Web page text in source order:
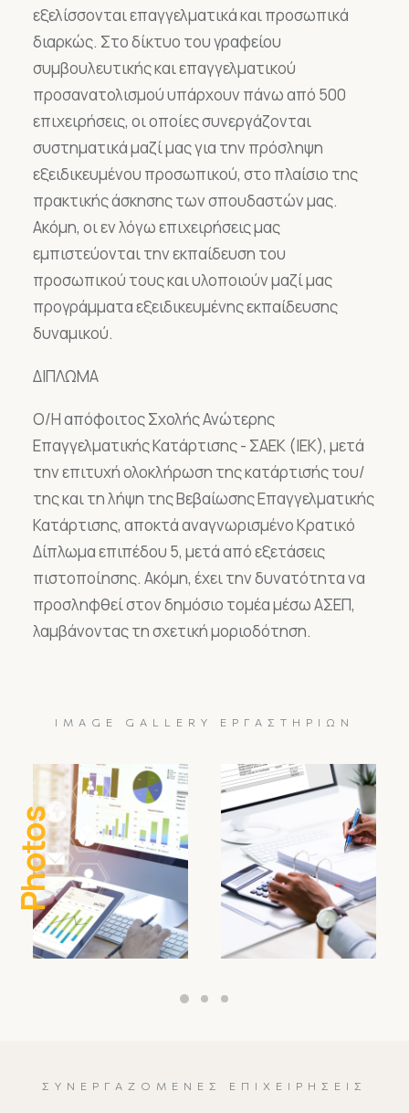
εξελίσσονται επαγγελματικά και προσωπικά
διαρκώς. Στο δίκτυο του γραφείου
συμβουλευτικής και επαγγελματικού
προσανατολισμού υπάρχουν πάνω από 500
επιχειρήσεις, οι οποίες συνεργάζονται
συστηματικά μαζί μας για την πρόσληψη
εξειδικευμένου προσωπικού, στο πλαίσιο της
πρακτικής άσκησης των σπουδαστών μας.
Ακόμη, οι εν λόγω επιχειρήσεις μας
εμπιστεύονται την εκπαίδευση του
προσωπικού τους και υλοποιούν μαζί μας
προγράμματα εξειδικευμένης εκπαίδευσης
δυναμικού.
ΔΙΠΛΩΜΑ
Ο/Η απόφοιτος Σχολής Ανώτερης
Επαγγελματικής Κατάρτισης - ΣΑΕΚ (ΙΕΚ), μετά
την επιτυχή ολοκλήρωση της κατάρτισής του/
της και τη λήψη της Βεβαίωσης Επαγγελματικής
Κατάρτισης, αποκτά αναγνωρισμένο Κρατικό
Δίπλωμα επιπέδου 5, μετά από εξετάσεις
πιστοποίησης. Ακόμη, έχει την δυνατότητα να
προσληφθεί στον δημόσιο τομέα μέσω ΑΣΕΠ,
λαμβάνοντας τη σχετική μοριοδότηση.
IMAGE GALLERY ΕΡΓΑΣΤΗΡΊΩΝ
Photos
ΣΥΝΕΡΓΑΖΌΜΕΝΕΣ ΕΠΙΧΕΙΡΉΣΕΙΣ